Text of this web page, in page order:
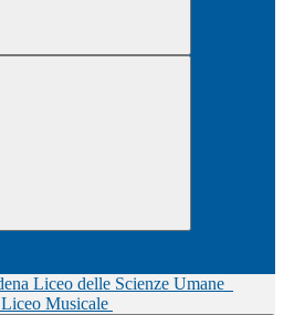
Liceo delle Scienze Umane
Liceo Musicale